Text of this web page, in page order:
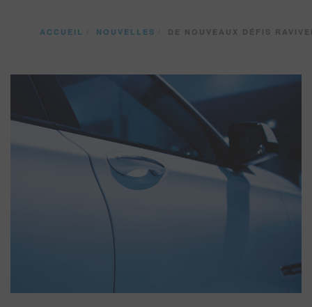
LES CLIENTS VIENNENT EN PREMIER
VISION+ SERVICES D’AFFAIRES
FORMATION
NOUVELLES
RECHERCHE - SITE
ACCUEIL NOUVELLES DE NOUVEAUX DÉFIS RAVIVENT LA